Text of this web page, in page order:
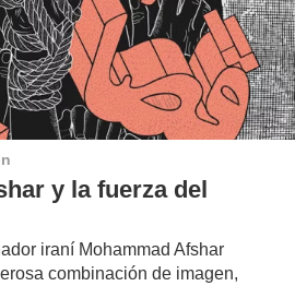
y la fuerza del
iraní Mohammad Afshar
combinación de imagen,